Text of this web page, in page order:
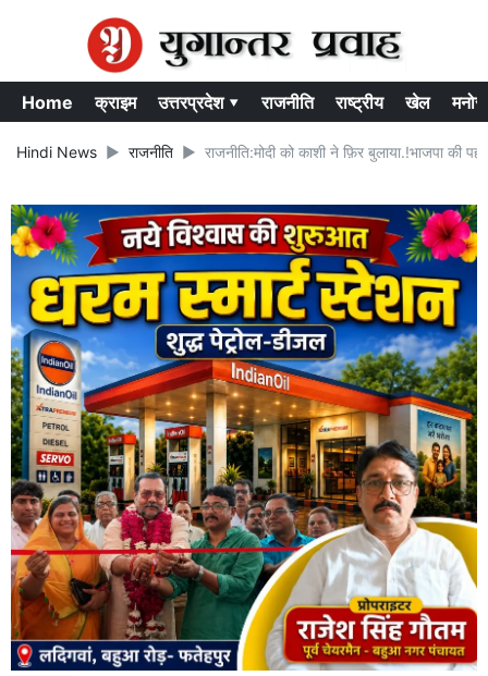
Home क्राइम उत्तरप्रदेश ▾ राजनीति राष्ट्रीय खेल
Hindi News राजनीति राजनीति:मोदी को काशी ने फ़िर बुलाया.!भाजपा की